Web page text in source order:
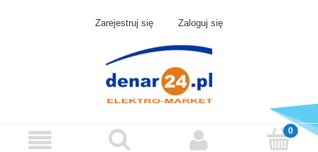
Zarejestruj się Zaloguj się